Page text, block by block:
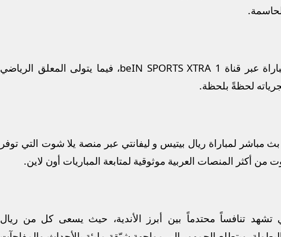
عبر قناة beIN SPORTS XTRA 1، فيما يتولى المعلق الرياضي
لحظةً بلحظة.
بث مباشر لمباراةريال بيتيس و ليفانتي عبر منصة يلا شوت التي توفر
من أكثر المنصات العربية موثوقية لمتابعة المباريات أون لاين.
تشهد تنافساً محتدماً بين أبرز الأندية، حيث يسعى كل من ريال